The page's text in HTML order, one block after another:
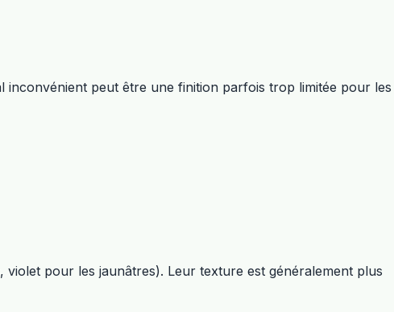
peut être une finition parfois trop limitée pour les
pour les jaunâtres). Leur texture est généralement plus